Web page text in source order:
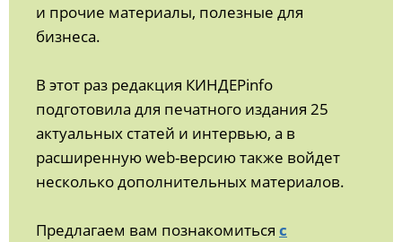
и прочие материалы, полезные для
бизнеса.
В этот раз редакция КИНДЕРinfo
подготовила для печатного издания 25
актуальных статей и интервью, а в
расширенную web-версию также войдет
несколько дополнительных материалов.
Предлагаем вам познакомиться с